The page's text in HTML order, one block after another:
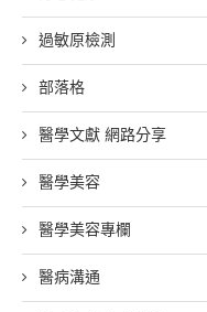
過敏原檢測
部落格
醫學文獻 網路分享
醫學美容
醫學美容專欄
醫病溝通